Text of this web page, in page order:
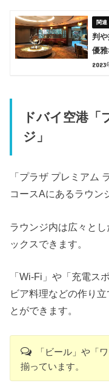
判
優
2023
ドバイ空港
ジ」
「プラザ プレミアム
コースAにあるラウン
ラウンジ内は広々と
ックスできます。
「Wi-Fi」や「充電ス
ビア料理などの作り
とができます。
「ビール」や「
揃っています。